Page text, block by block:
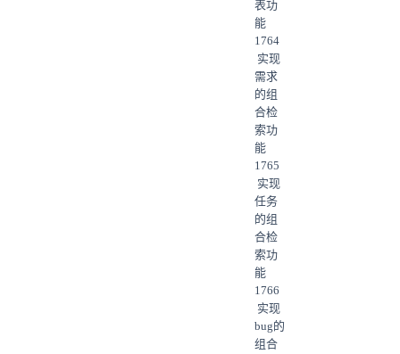
表功
能
1764
实现
需求
的组
合检
索功
能
1765
实现
任务
的组
合检
索功
能
1766
实现
bug的
组合